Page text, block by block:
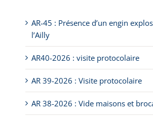
AR-45 : Présence d’un engin
l’Ailly
AR40-2026 : visite protocolaire
AR 39-2026 : Visite protocolaire
AR 38-2026 : Vide maisons et